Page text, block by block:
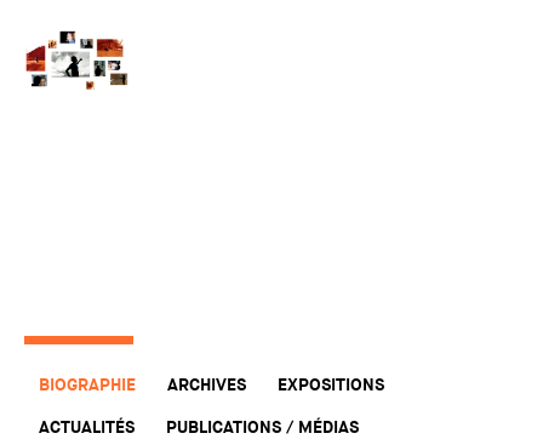
BIOGRAPHIE ARCHIVES
EXPOSITIONS
ACTUALITÉS
PUBLICATIONS / MÉDIAS